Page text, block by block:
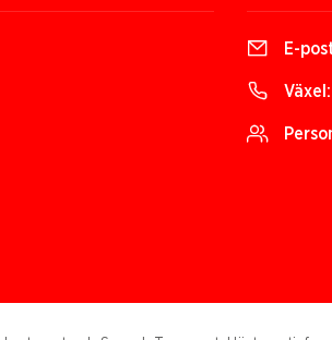
E-
Växel: